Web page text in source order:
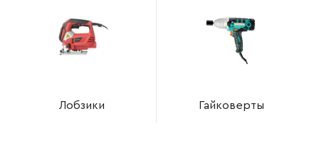
Лобзики Гайковерты